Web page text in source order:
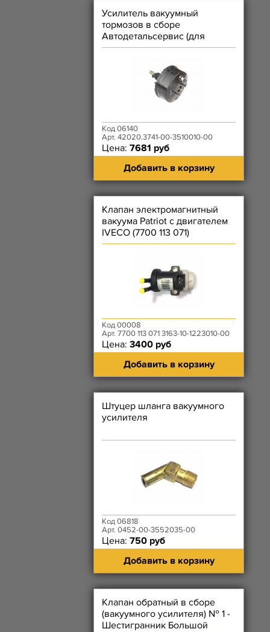
Усилитель вакуумный
тормозов в сборе
Автодетальсервис (для
главного тормозного
Код 06140
Арт. 42020.3741-00-3510010-00
Цена: 7681 руб
Добавить в корзину
Клапан электромагнитный
вакуума Patriot с двигателем
IVECO (7700 113 071)
Код 00008
Арт. 7700 113 071 3163-10-1223010-00
Цена: 3400 руб
Добавить в корзину
Штуцер шланга вакуумного
усилителя
Код 06818
Арт. 0452-00-3552035-00
Цена: 750 руб
Добавить в корзину
Клапан обратный в сборе
(вакуумного усилителя) № 1 -
Шестигранник Большой